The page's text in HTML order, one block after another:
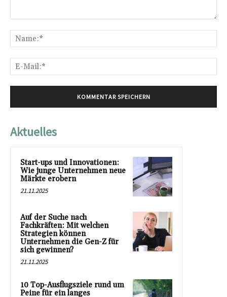
Aktuelles
Start-ups und Innovationen:
Wie junge Unternehmen neue
Märkte erobern
21.11.2025
Auf der Suche nach
Fachkräften: Mit welchen
Strategien können
Unternehmen die Gen-Z für
sich gewinnen?
21.11.2025
10 Top-Ausflugsziele rund um
Peine für ein langes